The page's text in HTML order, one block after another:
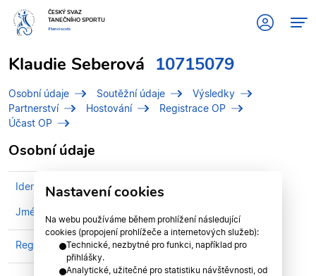
ČESKÝ SVAZ
TANEČNÍHO SPORTU
#tanciscsts
Klaudie Seberová 10715079
Osobní údaje Soutěžní údaje
Výsledky
Partnerství
Hostování
Registrace OP
Účast OP
Osobní údaje
Identifikační číslo (IDT)
Jméno
Registrován v klubu MZ Dance Team Plzeň
Nastavení cookies
Na webu používáme během prohlížení následující
cookies (propojení prohlížeče a internetových služeb):
Technické, nezbytné pro funkci, například pro
přihlášky.
Analytické, užitečné pro statistiku návštěvnosti, od